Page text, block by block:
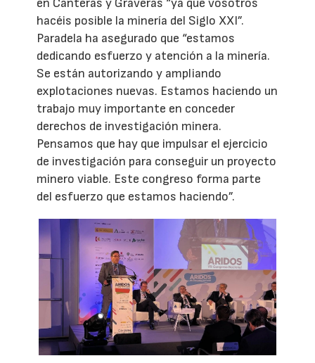
en Canteras y Graveras “ya que vosotros
hacéis posible la minería del Siglo XXI”.
Paradela ha asegurado que “estamos
dedicando esfuerzo y atención a la minería.
Se están autorizando y ampliando
explotaciones nuevas. Estamos haciendo un
trabajo muy importante en conceder
derechos de investigación minera.
Pensamos que hay que impulsar el ejercicio
de investigación para conseguir un proyecto
minero viable. Este congreso forma parte
del esfuerzo que estamos haciendo”.